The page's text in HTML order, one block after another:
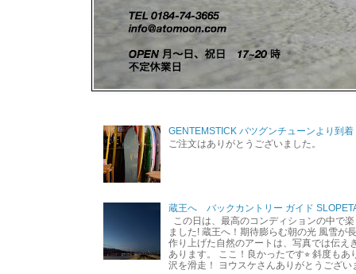
GENTEMSTICK バツグンチューンより到着
ご注文はありがとうございました。
蔵王へ バックカントリー ガイド
この日は、最高のコンディションの中で
ました! 蔵王へ！期待膨らむ朝の光 風雪が
作り上げた自然のアートは、写真では伝え
あります。 ここ！良かったです⭐︎ 斜度もあ
沢を滑走！ ヨウスケさんありがとうござい